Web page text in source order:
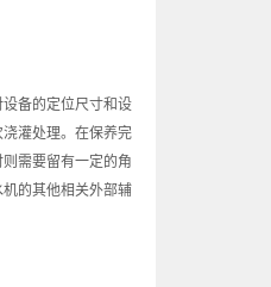
备的定位尺寸和设
灌处理。在保养完
需要留有一定的角
的其他相关外部辅